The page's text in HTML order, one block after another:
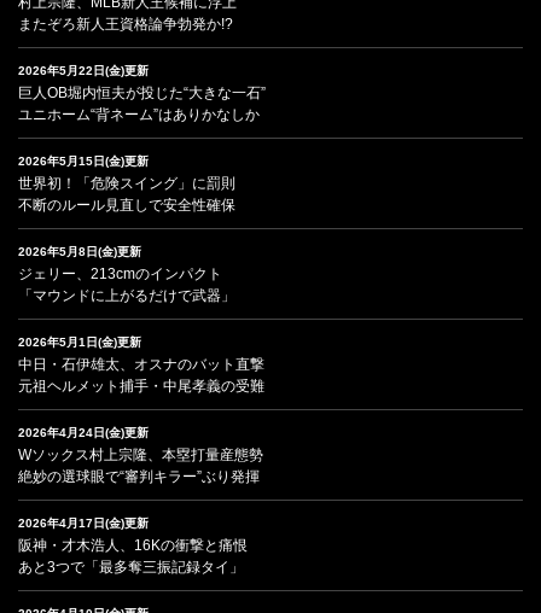
またぞろ新人王資格論争勃発か!?
2026年5月22日(金)更新
巨人OB堀内恒夫が投じた“大きな一石”
ユニホーム“背ネーム”はありかなしか
2026年5月15日(金)更新
世界初！「危険スイング」に罰則
不断のルール見直しで安全性確保
2026年5月8日(金)更新
ジェリー、213cmのインパクト
「マウンドに上がるだけで武器」
2026年5月1日(金)更新
中日・石伊雄太、オスナのバット直撃
元祖ヘルメット捕手・中尾孝義の受難
2026年4月24日(金)更新
Wソックス村上宗隆、本塁打量産態勢
絶妙の選球眼で“審判キラー”ぶり発揮
2026年4月17日(金)更新
阪神・才木浩人、16Kの衝撃と痛恨
あと3つで「最多奪三振記録タイ」